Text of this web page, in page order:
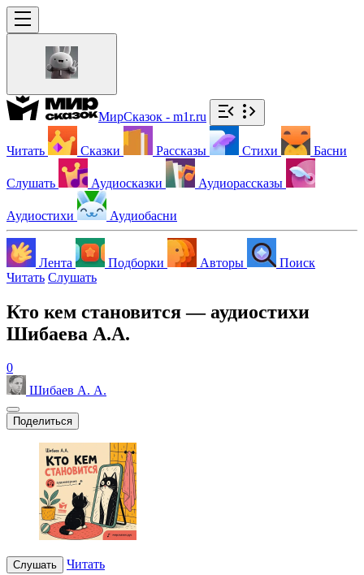
МирСказок - m1r.ru
Читать Сказки Рассказы Стихи Басни
Слушать Аудиосказки Аудиорассказы
Аудиостихи Аудиобасни
Лента Подборки Авторы
Поиск
Читать Слушать
Кто кем становится — аудиостихи
Шибаева А.А.
0
Шибаев А. А.
Поделиться
Слушать Читать